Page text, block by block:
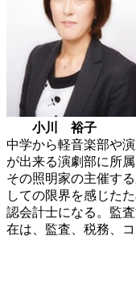
小川 裕子
中学から軽音楽部や
が出来る演劇部に所
その照明家の主催す
しての限界を感じた
認会計士になる。監
在は、監査、税務、